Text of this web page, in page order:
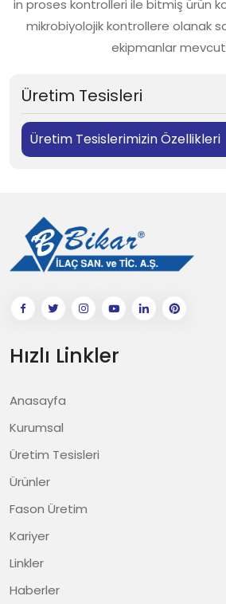
in proses kontrolleri ile bitmiş ürün
mikrobiyolojik kontrollere olanak
ekipmanlar
Üretim Tesisleri
Üretim Tesislerimizin Özellikleri
Hızlı Linkler
Anasayfa
Kurumsal
Üretim Tesisleri
Ürünler
Fason Üretim
Kariyer
Linkler
Haberler